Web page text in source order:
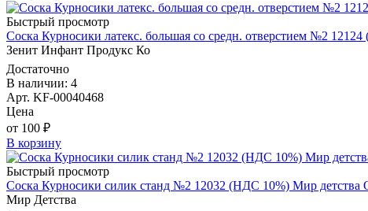
Быстрый просмотр
Соска Курносики латекс. большая со средн. отверстием №2
Зенит Инфант Продукс Ко
Достаточно
В наличии: 4
Арт. KF-00040468
Цена
от 100 ₽
В корзину
Быстрый просмотр
Соска Курносики силик станд №2 12032 (НДС 10%) Мир
Мир Детства